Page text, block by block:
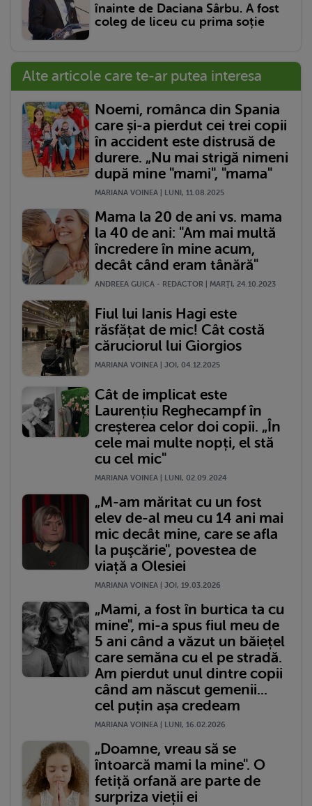
înainte de Daciana Sârbu. A fost
coleg de liceu cu prima soție
Alte articole care te-ar putea interesa
Noemi, românca din Spania
care și-a pierdut cei trei copii
în accident este distrusă de
durere. „Nu mai strigă nimeni
după mine "mami", "mama"
MARIANA VOINEA | LUNI, 11.08.2025
Mama la 20 de ani vs. mama
la 40 de ani: "Am mai multă
încredere în mine acum,
decât când eram tânără"
ANDREEA GUICA - REDACTOR | MARŢI, 24.10.2023
Fiul lui Ianis Hagi este
răsfățat de mic! Cât costă
căruciorul lui Giorgios
MARIANA VOINEA | JOI, 04.12.2025
Cât de implicat este
Laurențiu Reghecampf în
creșterea celor doi copii. „În
cele mai multe nopți, el stă
cu cel mic"
MARIANA VOINEA | LUNI, 02.09.2024
„M-am măritat cu un fost
elev de-al meu cu 14 ani mai
mic decât mine, care se afla
la puşcărie", povestea de
viață a Olesiei
MARIANA VOINEA | JOI, 19.03.2026
„Mami, a fost în burtica ta cu
mine", mi-a spus fiul meu de
5 ani când a văzut un băiețel
care semăna cu el pe stradă.
Am pierdut unul dintre copii
când am născut gemenii...
cel puțin așa credeam
MARIANA VOINEA | LUNI, 16.02.2026
„Doamne, vreau să se
întoarcă mami la mine". O
fetiță orfană are parte de
surpriza vieții ei